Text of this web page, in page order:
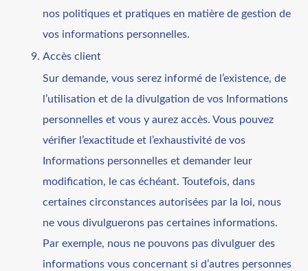
nos politiques et pratiques en matière de gestion de
vos informations personnelles.
Accès client
Sur demande, vous serez informé de l’existence, de
l’utilisation et de la divulgation de vos Informations
personnelles et vous y aurez accès. Vous pouvez
vérifier l’exactitude et l’exhaustivité de vos
Informations personnelles et demander leur
modification, le cas échéant. Toutefois, dans
certaines circonstances autorisées par la loi, nous
ne vous divulguerons pas certaines informations.
Par exemple, nous ne pouvons pas divulguer des
informations vous concernant si d’autres personnes